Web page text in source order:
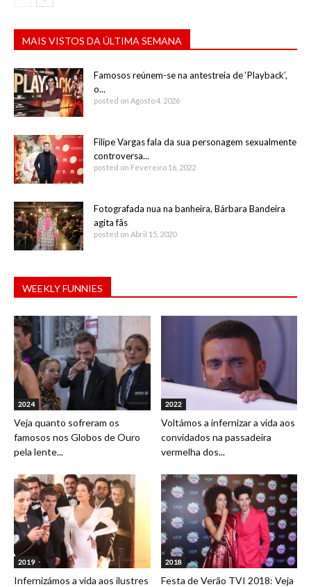
MAIS VISTOS DA ÚLTIMA SEMANA
Famosos reúnem-se na antestreia de ‘Playback’,
o...
posted on Agosto 4, 2026
Filipe Vargas fala da sua personagem sexualmente
controversa...
posted on Fevereiro 16, 2022
Fotografada nua na banheira, Bárbara Bandeira
agita fãs
posted on Abril 15, 2020
WEEKLY FUNNIES
2024
Veja quanto sofreram os
famosos nos Globos de Ouro
pela lente...
2022
Voltámos a infernizar a vida aos
convidados na passadeira
vermelha dos...
2019
Infernizámos a vida aos ilustres
2018
Festa de Verão TVI 2018: Veja